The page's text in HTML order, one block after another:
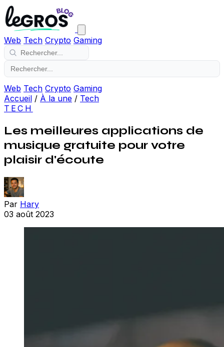
Web Tech Crypto Gaming
Web Tech Crypto Gaming
Accueil / À la une / Tech
TECH
Les meilleures applications de
musique gratuite pour votre
plaisir d'écoute
Par Hary
03 août 2023